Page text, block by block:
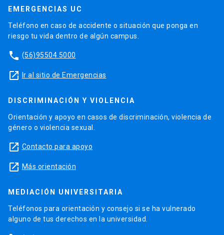
EMERGENCIAS UC
Teléfono en caso de accidente o situación que ponga en
riesgo tu vida dentro de algún campus.
phone (56)95504 5000
launch Ir al sitio de Emergencias
DISCRIMINACIÓN Y VIOLENCIA
Orientación y apoyo en casos de discriminación, violencia de
género o violencia sexual.
launch Contacto para apoyo
launch Más orientación
MEDIACIÓN UNIVERSITARIA
Teléfonos para orientación y consejo si se ha vulnerado
alguno de tus derechos en la universidad.